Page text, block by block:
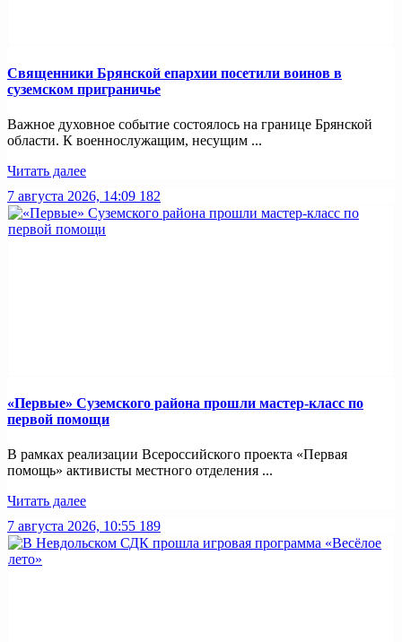
Священники Брянской епархии посетили воинов в
суземском приграничье
Важное духовное событие состоялось на границе Брянской
области. К военнослужащим, несущим ...
Читать далее
7 августа 2026, 14:09 182
«Первые» Суземского района прошли мастер-класс по
первой помощи
В рамках реализации Всероссийского проекта «Первая
помощь» активисты местного отделения ...
Читать далее
7 августа 2026, 10:55 189